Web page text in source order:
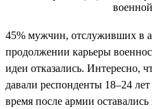
45% мужчин, отслуживших в
продолжении карьеры
идеи отказались. Интересно,
давали респонденты 18–24
время после армии